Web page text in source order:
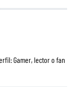
Gamer, lector o fan